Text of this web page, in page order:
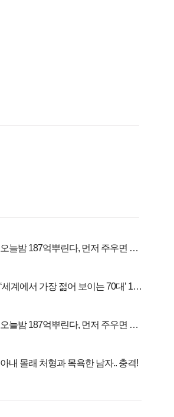
오늘밤 187억뿌린다, 먼저 주우면 최
‘세계에서 가장 젊어 보이는 70대’ 1위
오늘밤 187억뿌린다, 먼저 주우면 최
아내 몰래 처형과 목욕한 남자.. 충격!